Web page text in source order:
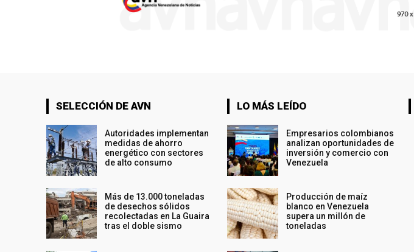
SELECCIÓN DE AVN
Autoridades implementan
medidas de ahorro
energético con sectores
de alto consumo
Más de 13.000 toneladas
de desechos sólidos
recolectadas en La Guaira
tras el doble sismo
LO MÁS LEÍDO
Empresarios colombianos
analizan oportunidades de
inversión y comercio con
Venezuela
Producción de maíz
blanco en Venezuela
supera un millón de
toneladas